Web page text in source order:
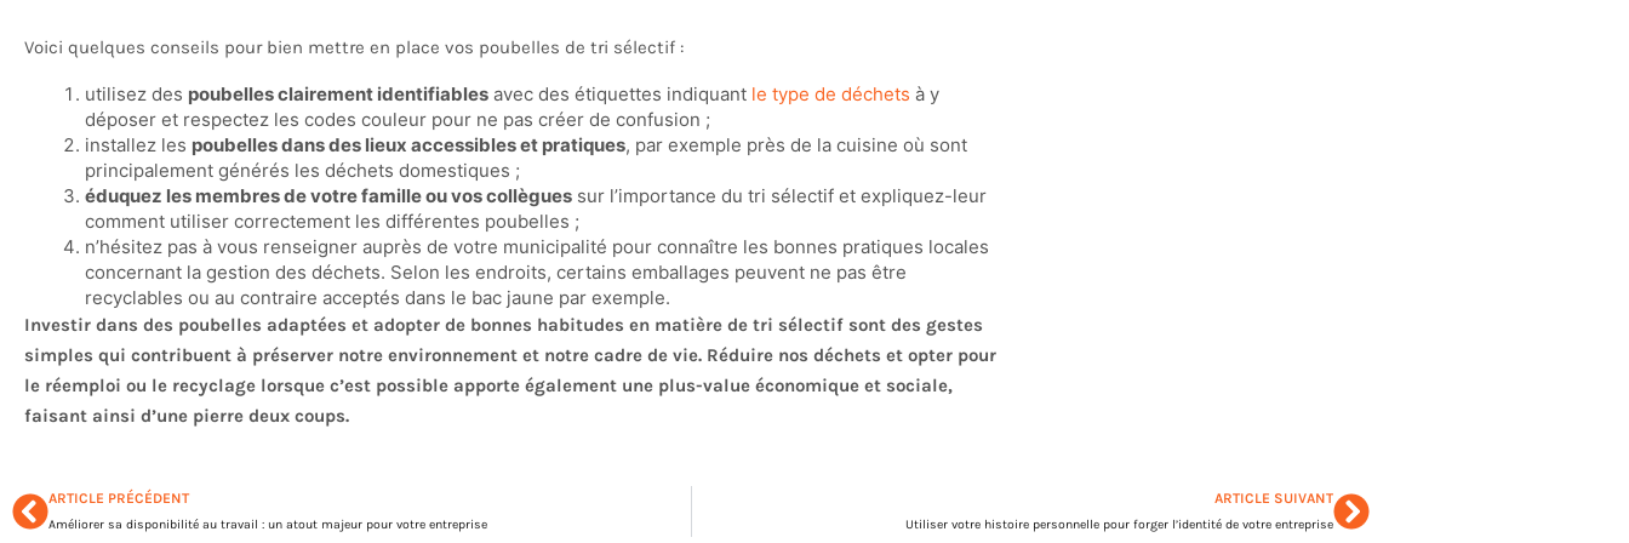
Voici quelques conseils pour bien mettre en place vos poubelles de tri sélectif :
utilisez des poubelles clairement identifiables avec des étiquettes indiquant le type de déchets à y
déposer et respectez les codes couleur pour ne pas créer de confusion ;
installez les poubelles dans des lieux accessibles et pratiques, par exemple près de la cuisine où sont
principalement générés les déchets domestiques ;
éduquez les membres de votre famille ou vos collègues sur l’importance du tri sélectif et expliquez-leur
comment utiliser correctement les différentes poubelles ;
n’hésitez pas à vous renseigner auprès de votre municipalité pour connaître les bonnes pratiques locales
concernant la gestion des déchets. Selon les endroits, certains emballages peuvent ne pas être
recyclables ou au contraire acceptés dans le bac jaune par exemple.
Investir dans des poubelles adaptées et adopter de bonnes habitudes en matière de tri sélectif sont des gestes
simples qui contribuent à préserver notre environnement et notre cadre de vie. Réduire nos déchets et opter pour
le réemploi ou le recyclage lorsque c’est possible apporte également une plus-value économique et sociale,
faisant ainsi d’une pierre deux coups.
ARTICLE PRÉCÉDENT
Améliorer sa disponibilité au travail : un atout majeur pour votre entreprise
ARTICLE SUIVANT
Utiliser votre histoire personnelle pour forger l’identité de votre entreprise